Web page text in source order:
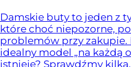
Damskie buty to jeden z
które choć niepozorne,
problemów przy zakupie.
idealny model „na każdą
istnieje? Sprawdźmy